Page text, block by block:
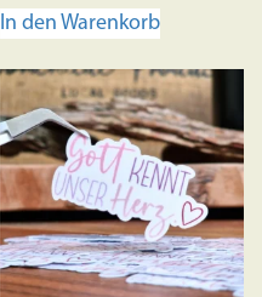
In den Warenkorb